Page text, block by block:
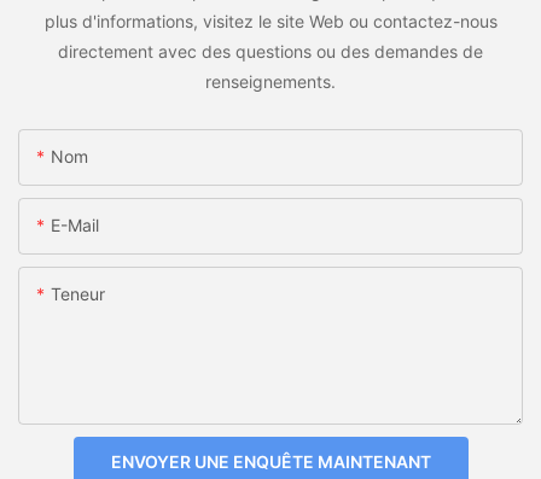
plus d'informations, visitez le site Web ou contactez-nous
directement avec des questions ou des demandes de
renseignements.
Nom
E-Mail
Teneur
ENVOYER UNE ENQUÊTE MAINTENANT